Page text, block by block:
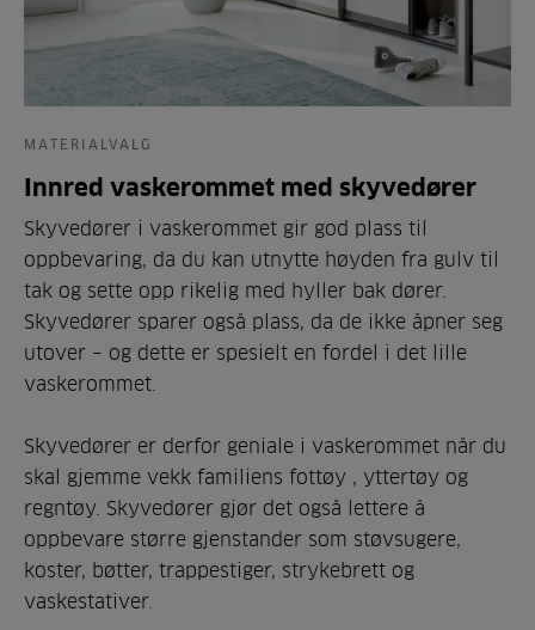
MATERIALVALG
Innred vaskerommet med skyvedører
Skyvedører i vaskerommet gir god plass til
oppbevaring, da du kan utnytte høyden fra gulv til
tak og sette opp rikelig med hyller bak dører.
Skyvedører sparer også plass, da de ikke åpner seg
utover – og dette er spesielt en fordel i det lille
vaskerommet.
Skyvedører er derfor geniale i vaskerommet når du
skal gjemme vekk familiens fottøy , yttertøy og
regntøy. Skyvedører gjør det også lettere å
oppbevare større gjenstander som støvsugere,
koster, bøtter, trappestiger, strykebrett og
vaskestativer.